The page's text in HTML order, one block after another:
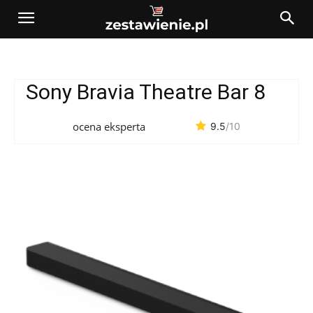
Sony Bravia Theatre Bar 8
ocena eksperta 9.5/10